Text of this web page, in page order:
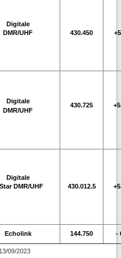
Digitale
DMR/UHF
430.450
Digitale
DMR/UHF
430.725
Digitale
DMR/UHF
430.012.5
Echolink 144.750 -
09/2023